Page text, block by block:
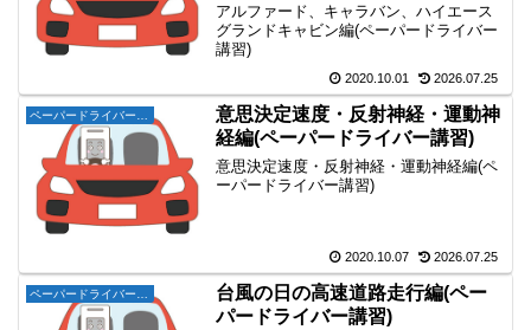
アルファード、キャラバン、ハイエース
グランドキャビン編(ペーパードライバー
講習)
2020.10.01 2026.07.25
意思決定速度・反射神経・運動神
経編(ペーパードライバー講習)
意思決定速度・反射神経・運動神経編(ペ
ーパードライバー講習)
2020.10.07 2026.07.25
台風の日の高速道路走行編(ペー
パードライバー講習)